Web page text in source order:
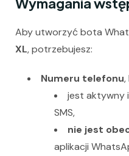
Aby utworzyć bota
XL, potrzebujesz:
Numeru telefonu,
jest aktywny
SMS,
nie jest
aplikacji